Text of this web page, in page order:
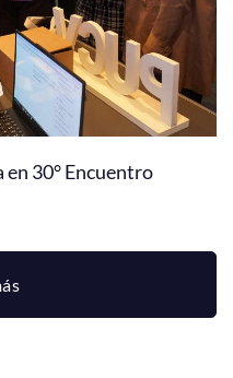
30° Encuentro